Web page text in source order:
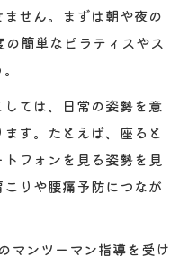
せん。まずは朝や夜の
簡単なピラティスやス
ては、日常の姿勢を意
す。たとえば、座ると
フォンを見る姿勢を見
りや腰痛予防につなが
マンツーマン指導を受け